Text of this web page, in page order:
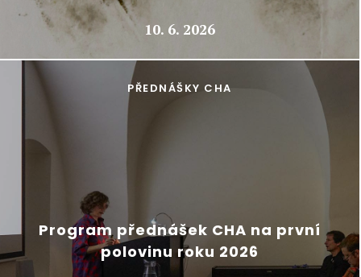
10. 6. 2026
Program přednášek CHA na první
polovinu roku 2026
PŘEDNÁŠKY CHA